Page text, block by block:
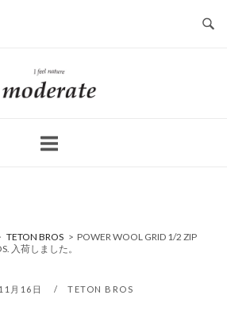
ホ
ー
TETON BROS > POWER WOOL GRID 1/2 ZIP
入荷しました。
月16日 TETON BROS